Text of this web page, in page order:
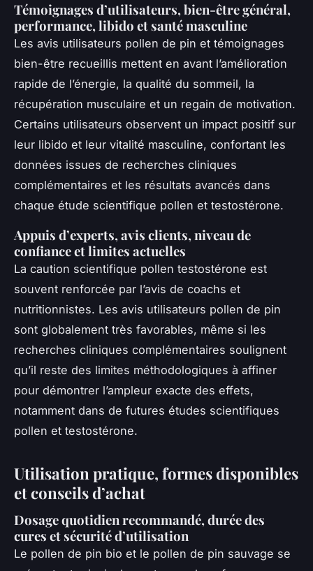
Témoignages d’utilisateurs, bien-être général,
performance, libido et santé masculine
Les avis utilisateurs pollen de pin et témoignages
bien-être recueillis mettent en avant l’amélioration
rapide de l’énergie, la qualité du sommeil, la
récupération musculaire et un regain de motivation.
Certains utilisateurs observent un impact positif sur
leur libido et leur vitalité masculine, confortant les
données issues de recherches cliniques
complémentaires et les résultats avancés dans
chaque étude scientifique pollen et testostérone.
Appuis d’experts, avis clients, niveau de
confiance et limites actuelles
La caution scientifique pollen testostérone est
souvent renforcée par l’avis de coachs et
nutritionnistes. Les avis utilisateurs pollen de pin
sont globalement très favorables, même si les
recherches cliniques complémentaires soulignent
qu’il reste des limites méthodologiques à affiner
pour démontrer l’ampleur exacte des effets,
notamment dans de futures études scientifiques
pollen et testostérone.
Utilisation pratique, formes disponibles
et conseils d’achat
Dosage quotidien recommandé, durée des
cures et sécurité d’utilisation
Le pollen de pin bio et le pollen de pin sauvage se